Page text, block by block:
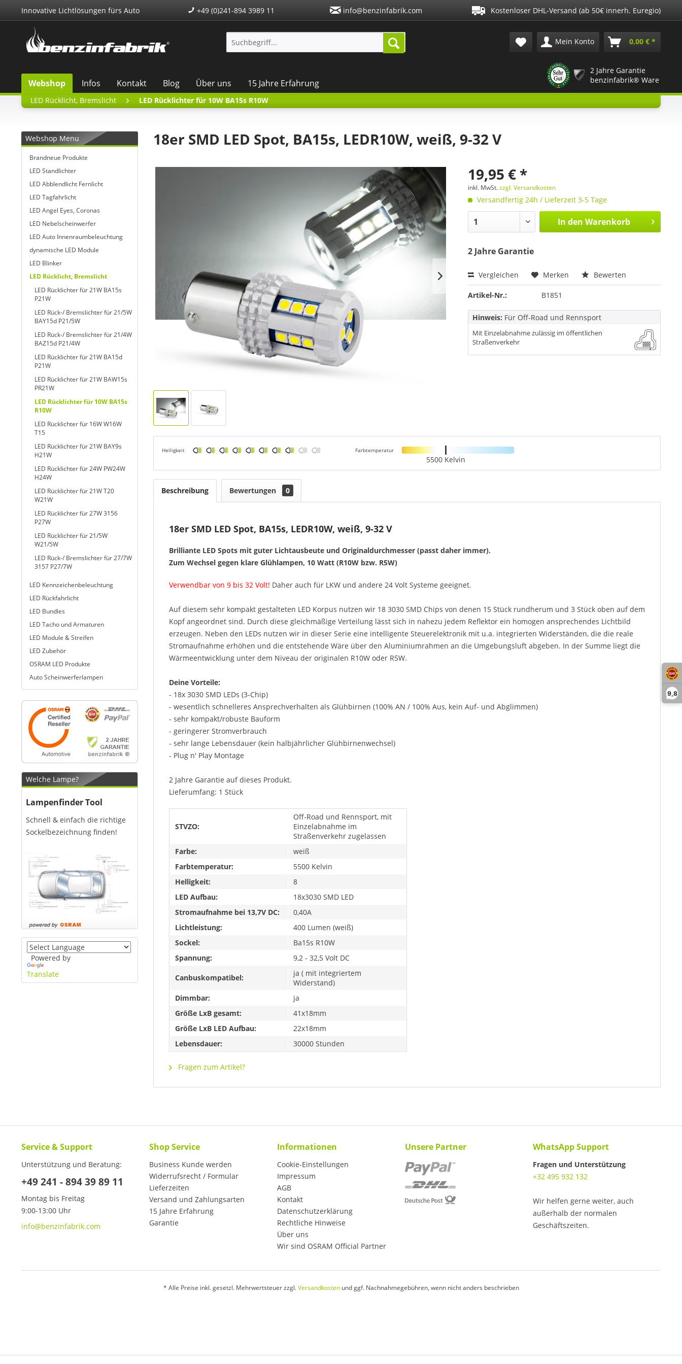
9,8
Innovative Lichtlösungen fürs Auto +49 (0)241-894 3989 11 info@benzinfabrik.com Kostenloser DHL-Versand (ab 50€ innerh. Euregio)
Mein Konto 0,00 € *
Webshop Infos Kontakt Blog Über uns 15 Jahre Erfahrung
2 Jahre Garantie
benzinfabrik® Ware
LED Rücklicht, Bremslicht LED Rücklichter für 10W BA15s R10W
Webshop Menu
Brandneue Produkte
LED Standlichter
LED Abblendlicht Fernlicht
LED Tagfahrlicht
LED Angel Eyes, Coronas
LED Nebelscheinwerfer
LED Auto Innenraumbeleuchtung
dynamische LED Module
LED Blinker
LED Rücklicht, Bremslicht
LED Rücklichter für 21W BA15s
P21W
LED Rück-/ Bremslichter für 21/5W
BAY15d P21/5W
LED Rück-/ Bremslichter für 21/4W
BAZ15d P21/4W
LED Rücklichter für 21W BA15d
P21W
LED Rücklichter für 21W BAW15s
PR21W
LED Rücklichter für 10W BA15s
R10W
LED Rücklichter für 16W W16W
T15
LED Rücklichter für 21W BAY9s
H21W
LED Rücklichter für 24W PW24W
H24W
LED Rücklichter für 21W T20
W21W
LED Rücklichter für 27W 3156
P27W
LED Rücklichter für 21/5W
W21/5W
LED Rück-/ Bremslichter für 27/7W
3157 P27/7W
LED Kennzeichenbeleuchtung
LED Rückfahrlicht
LED Bundles
LED Tacho und Armaturen
LED Module & Streifen
LED Zubehör
OSRAM LED Produkte
Auto Scheinwerferlampen
Welche Lampe?
Lampenfinder Tool
Schnell & einfach die richtige
Sockelbezeichnung finden!
Powered by
Translate
18er SMD LED Spot, BA15s, LEDR10W, weiß, 9-32 V
19,95 € *
inkl. MwSt.zzgl. Versandkosten
Versandfertig 24h / Lieferzeit 3-5 Tage
In den Warenkorb
2 Jahre Garantie
Vergleichen Merken Bewerten
Artikel-Nr.: B1851
Hinweis: Für Off-Road und Rennsport
Mit Einzelabnahme zulässig im öffentlichen
Straßenverkehr
Helligkeit Farbtemperatur
5500 Kelvin
Beschreibung Bewertungen 0
18er SMD LED Spot, BA15s, LEDR10W, weiß, 9-32 V
Brilliante LED Spots mit guter Lichtausbeute und Originaldurchmesser (passt daher immer).
Zum Wechsel gegen klare Glühlampen, 10 Watt (R10W bzw. R5W)
Verwendbar von 9 bis 32 Volt! Daher auch für LKW und andere 24 Volt Systeme geeignet.
Auf diesem sehr kompakt gestalteten LED Korpus nutzen wir 18 3030 SMD Chips von denen 15 Stück rundherum und 3 Stück oben auf dem
Kopf angeordnet sind. Durch diese gleichmäßige Verteilung lässt sich in nahezu jedem Reflektor ein homogen ansprechendes Lichtbild
erzeugen. Neben den LEDs nutzen wir in dieser Serie eine intelligente Steuerelektronik mit u.a. integrierten Widerständen, die die reale
Stromaufnahme erhöhen und die entstehende Wäre über den Aluminiumrahmen an die Umgebungsluft abgeben. In der Summe liegt die
Wärmeentwicklung unter dem Niveau der originalen R10W oder R5W.
Deine Vorteile:
- 18x 3030 SMD LEDs (3-Chip)
- wesentlich schnelleres Ansprechverhalten als Glühbirnen (100% AN / 100% Aus, kein Auf- und Abglimmen)
- sehr kompakt/robuste Bauform
- geringerer Stromverbrauch
- sehr lange Lebensdauer (kein halbjährlicher Glühbirnenwechsel)
- Plug n' Play Montage
2 Jahre Garantie auf dieses Produkt.
Lieferumfang: 1 Stück
STVZO:
Off-Road und Rennsport, mit
Einzelabnahme im
Straßenverkehr zugelassen
Farbe:
weiß
Farbtemperatur:
5500 Kelvin
Helligkeit:
8
LED Aufbau:
18x3030 SMD LED
Stromaufnahme bei 13,7V DC:
0,40A
Lichtleistung:
400 Lumen (weiß)
Sockel:
Ba15s R10W
Spannung:
9,2 - 32,5 Volt DC
Canbuskompatibel:
ja ( mit integriertem
Widerstand)
Dimmbar:
ja
Größe LxB gesamt:
41x18mm
Größe LxB LED Aufbau:
22x18mm
Lebensdauer:
30000 Stunden
Fragen zum Artikel?
Service & Support
Unterstützung und Beratung:
+49 241 - 894 39 89 11
Montag bis Freitag
9:00-13:00 Uhr
info@benzinfabrik.com
Shop Service
Business Kunde werden
Widerrufsrecht / Formular
Lieferzeiten
Versand und Zahlungsarten
15 Jahre Erfahrung
Garantie
Informationen
Cookie-Einstellungen
Impressum
AGB
Kontakt
Datenschutzerklärung
Rechtliche Hinweise
Über uns
Wir sind OSRAM Official Partner
Unsere Partner WhatsApp Support
Fragen und Unterstützung
+32 495 932 132
Wir helfen gerne weiter, auch
außerhalb der normalen
Geschäftszeiten.
* Alle Preise inkl. gesetzl. Mehrwertsteuer zzgl.Versandkostenund ggf. Nachnahmegebühren, wenn nicht anders beschrieben